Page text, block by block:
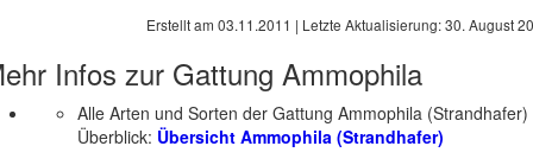
Erstellt am 03.11.2011 | Letzte Aktualisierung:30. August
Infos zur Gattung Ammophila
Alle Arten und Sorten der Gattung Ammophila (Strandhafer)
Überblick: Übersicht Ammophila (Strandhafer)